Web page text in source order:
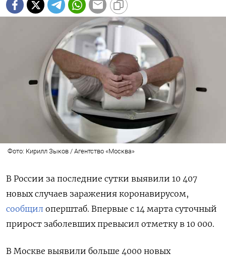
Фото: Кирилл Зыков / Агентство «Москва»
В России за последние сутки выявили 10 407
новых случаев заражения коронавирусом,
сообщил оперштаб. Впервые с 14 марта суточный
прирост заболевших превысил отметку в 10 000.
В Москве выявили больше 4000 новых